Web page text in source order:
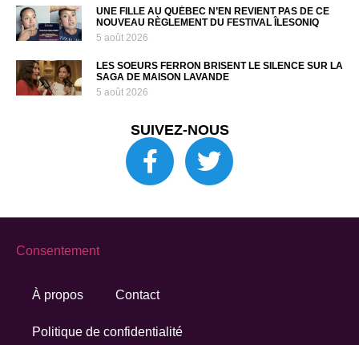
UNE FILLE AU QUÉBEC N’EN REVIENT PAS DE CE
NOUVEAU RÈGLEMENT DU FESTIVAL ÎLESONIQ
5 août 2026
LES SOEURS FERRON BRISENT LE SILENCE SUR LA
SAGA DE MAISON LAVANDE
5 août 2026
SUIVEZ-NOUS
À propos Contact
Politique de confidentialité
Consentement